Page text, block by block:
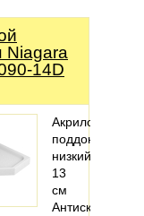
Niagara
14D
Акриловый
поддон,
низкий
13
см